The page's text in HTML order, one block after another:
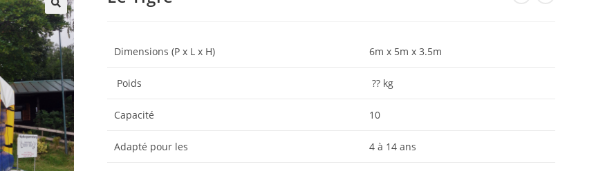
Dimensions (P x L x H) 6m x 5m x 3.5m
Poids ?? kg
Capacité 10
Adapté pour les 4 à 14 ans